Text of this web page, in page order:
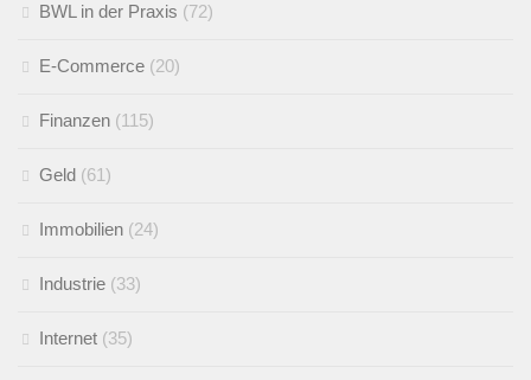
BWL in der Praxis (72)
E-Commerce (20)
Finanzen (115)
Geld (61)
Immobilien (24)
Industrie (33)
Internet (35)